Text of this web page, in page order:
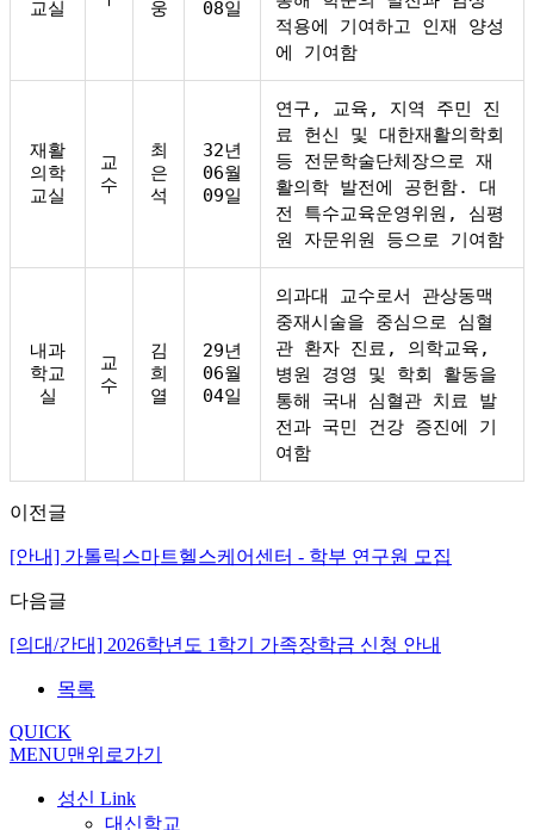
교실 웅 08일
적용에 기여하고 인재 양성
에 기여함
재활
의학
교실
교
수
최
은
석
32년
06월
09일
연구, 교육, 지역 주민 진
료 헌신 및 대한재활의학회
등 전문학술단체장으로 재
활의학 발전에 공헌함. 대
전 특수교육운영위원, 심평
원 자문위원 등으로 기여함
내과
학교
실
교
수
김
희
열
29년
06월
04일
의과대 교수로서 관상동맥
중재시술을 중심으로 심혈
관 환자 진료, 의학교육,
병원 경영 및 학회 활동을
통해 국내 심혈관 치료 발
전과 국민 건강 증진에 기
여함
이전글
[안내] 가톨릭스마트헬스케어센터 - 학부 연구원 모집
다음글
[의대/간대] 2026학년도 1학기 가족장학금 신청 안내
목록
QUICK
MENU맨위로가기
성신 Link
대신학교